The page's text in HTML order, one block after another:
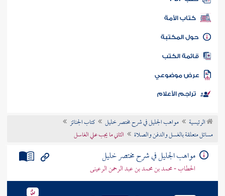
كتب PDF
كتاب الأمة
المكتبة
الكتب
موضوعي
تراجم الأعلام
الرئيسية مواهب الجليل في شرح مختصر خليل
كتاب الجنائز
مسائل متعلقة بالغسل والدفن والصلاة
الثاني ما يجب علي الغاسل
مواهب الجليل في شرح مختصر خليل
الحطاب - محمد بن محمد بن عبد الرحمن الرعينى